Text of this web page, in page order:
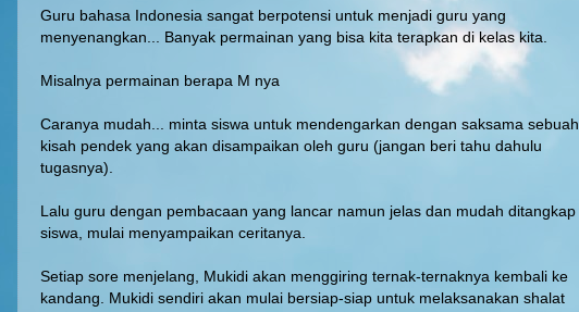
Guru bahasa Indonesia sangat berpotensi untuk menjadi guru yang
menyenangkan... Banyak permainan yang bisa kita terapkan di kelas kita.
Misalnya permainan berapa M nya
Caranya mudah... minta siswa untuk mendengarkan dengan saksama sebuah
kisah pendek yang akan disampaikan oleh guru (jangan beri tahu dahulu
tugasnya).
Lalu guru dengan pembacaan yang lancar namun jelas dan mudah ditangkap
siswa, mulai menyampaikan ceritanya.
Setiap sore menjelang, Mukidi akan menggiring ternak-ternaknya kembali ke
kandang. Mukidi sendiri akan mulai bersiap-siap untuk melaksanakan shalat